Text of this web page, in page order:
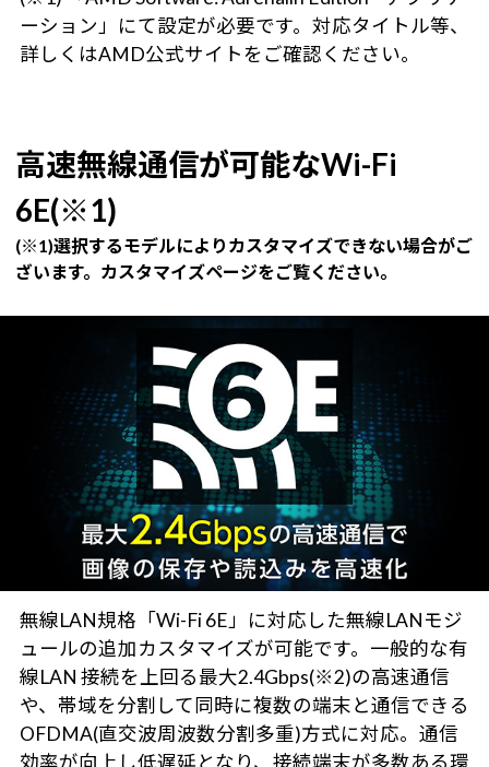
ーション」にて設定が必要です。対応タイトル等、
詳しくはAMD公式サイトをご確認ください。
高速無線通信が可能なWi-Fi
6E(※1)
(※1)選択するモデルによりカスタマイズできない場合がご
ざいます。カスタマイズページをご覧ください。
無線LAN規格「Wi-Fi 6E」に対応した無線LANモジ
ュールの追加カスタマイズが可能です。一般的な有
線LAN 接続を上回る最大2.4Gbps(※2)の高速通信
や、帯域を分割して同時に複数の端末と通信できる
OFDMA(直交波周波数分割多重)方式に対応。通信
効率が向上し低遅延となり、接続端末が多数ある環